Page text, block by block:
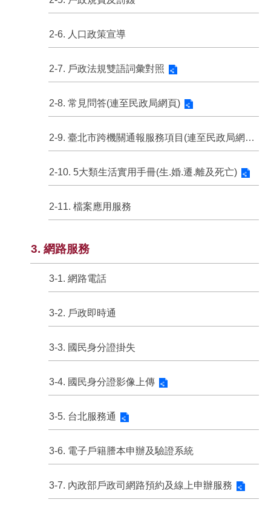
2-6. 人口政策宣導
2-7. 戶政法規雙語詞彙對照
2-8. 常見問答(連至民政局網頁)
2-9. 臺北市跨機關通報服務項目(連至民政局網頁)
2-10. 5大類生活實用手冊(生.婚.遷.離及死亡)
2-11. 檔案應用服務
3. 網路服務
3-1. 網路電話
3-2. 戶政即時通
3-3. 國民身分證掛失
3-4. 國民身分證影像上傳
3-5. 台北服務通
3-6. 電子戶籍謄本申辦及驗證系統
3-7. 內政部戶政司網路預約及線上申辦服務